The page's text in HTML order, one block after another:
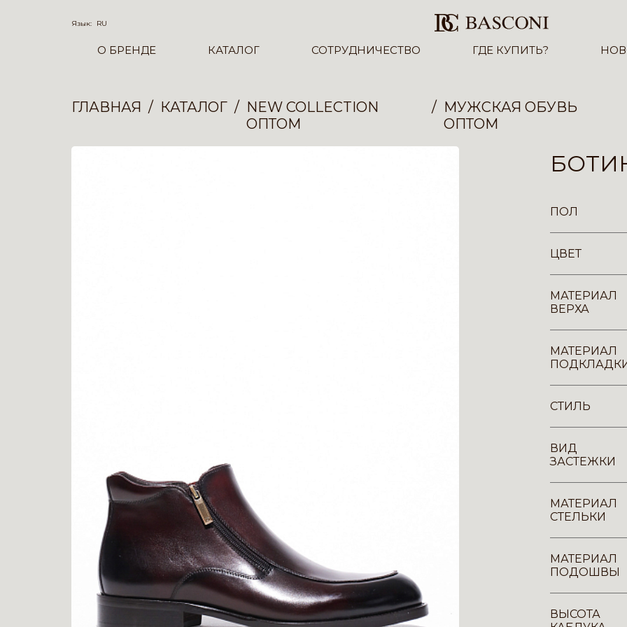
Язык: RU
О БРЕНДЕ КАТАЛОГ СОТРУДНИЧЕСТВО ГДЕ КУПИТЬ?
ГЛАВНАЯ КАТАЛОГ
NEW COLLECTION
ОПТОМ
МУЖСКАЯ ОБУВЬ
ОПТОМ
ПОЛ
ЦВЕТ
МАТЕРИАЛ
ВЕРХА
МАТЕРИАЛ
СТИЛЬ
ВИД
ЗАСТЕЖКИ
МАТЕРИАЛ
СТЕЛЬКИ
МАТЕРИАЛ
ПОДОШВЫ
ВЫСОТА